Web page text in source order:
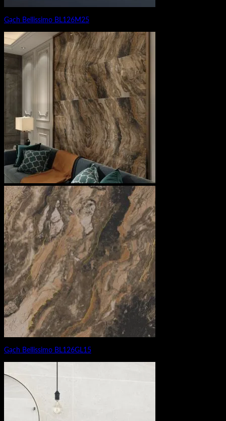
Gạch Bellissimo BL126M25
Gạch Bellissimo BL126GL15